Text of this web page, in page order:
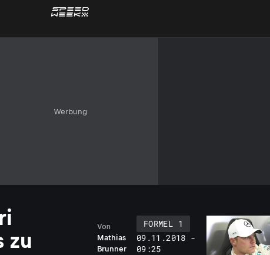
Werbung
zu
Mathias
Brunner
Von
FORMEL 1
09.11.2018 -
09:25